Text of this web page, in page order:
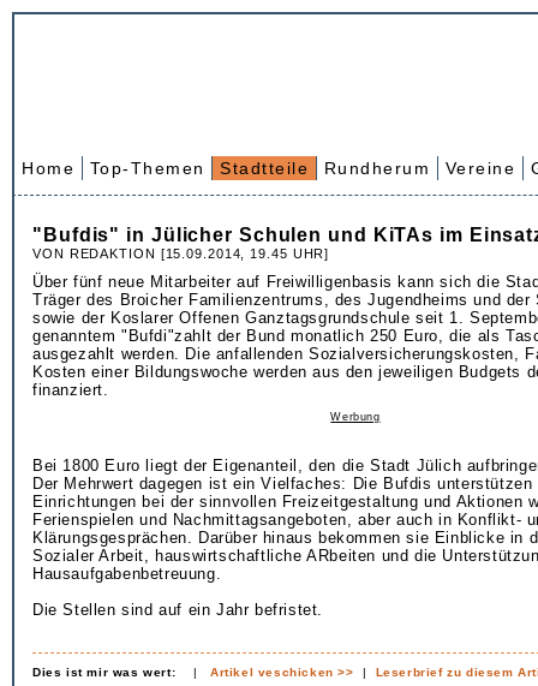
Home Top-Themen Stadtteile Rundherum Vereine
"Bufdis" in Jülicher Schulen und KiTAs im
VON REDAKTION [15.09.2014, 19.45 UHR]
Über fünf neue Mitarbeiter auf Freiwilligenbasis kann sich die
Träger des Broicher Familienzentrums, des Jugendheims und der
sowie der Koslarer Offenen Ganztagsgrundschule seit 1.
genanntem "Bufdi"zahlt der Bund monatlich 250 Euro, die als
ausgezahlt werden. Die anfallenden Sozialversicherungskosten,
Kosten einer Bildungswoche werden aus den jeweiligen Budgets
finanziert.
Werbung
Bei 1800 Euro liegt der Eigenanteil, den die Stadt Jülich
Der Mehrwert dagegen ist ein Vielfaches: Die Bufdis unterstützen
Einrichtungen bei der sinnvollen Freizeitgestaltung und Aktionen
Ferienspielen und Nachmittagsangeboten, aber auch in Konflikt-
Klärungsgesprächen. Darüber hinaus bekommen sie Einblicke in
Sozialer Arbeit, hauswirtschaftliche ARbeiten und die
Hausaufgabenbetreuung.
Die Stellen sind auf ein Jahr befristet.
Dies ist mir was wert: |Artikel veschicken >> | Leserbrief zu diesem